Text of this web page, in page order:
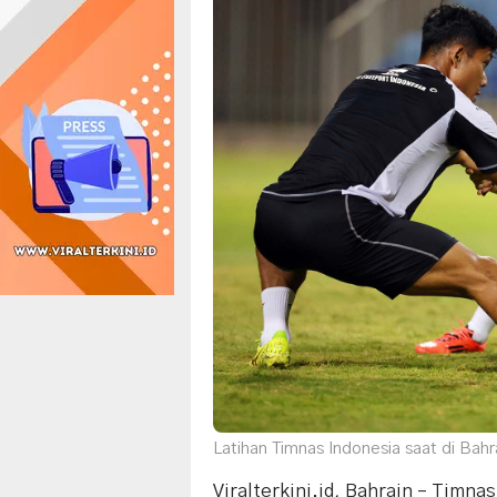
Latihan Timnas Indonesia saat di
Viralterkini.id, Bahrain –